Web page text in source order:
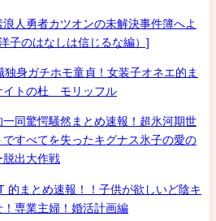
人勇者カツオンの未解決事件簿へよ
子のはなしは信じるな編）]
ガチホモ童貞！女装子オネエ的ま
イトの杜 モリッフル
同驚愕騒然まとめ速報！超氷河期世
すべてを失ったキグナス氷子の愛の
脱出大作戦
的まとめ速報！！子供が欲しいど陰キ
専業主婦！婚活計画編